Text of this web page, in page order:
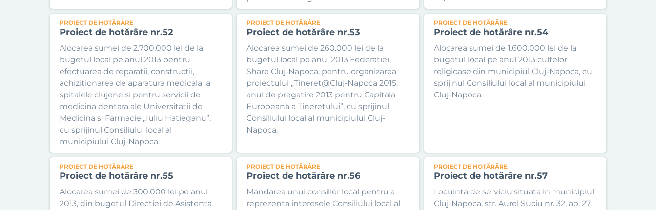
PROIECT DE HOTĂRÂRE
Proiect de hotărâre nr.52
Alocarea sumei de 2.700.000 lei de la
bugetul local pe anul 2013 pentru
efectuarea de reparatii, constructii,
achizitionarea de aparatura medicala la
spitalele clujene si pentru servicii de
medicina dentara ale Universitatii de
Medicina si Farmacie „Iuliu Hatieganu”,
cu sprijinul Consiliului local al
municipiului Cluj-Napoca.
PROIECT DE HOTĂRÂRE
Proiect de hotărâre nr.53
Alocarea sumei de 260.000 lei de la
bugetul local pe anul 2013 Federatiei
Share Cluj-Napoca, pentru organizarea
proiectului „Tineret@Cluj-Napoca 2015:
anul de pregatire 2013 pentru Capitala
Europeana a Tineretului”, cu sprijinul
Consiliului local al municipiului Cluj-
Napoca.
PROIECT DE HOTĂRÂRE
Proiect de hotărâre nr.54
Alocarea sumei de 1.600.000 lei de la
bugetul local pe anul 2013 cultelor
religioase din municipiul Cluj-Napoca, cu
sprijinul Consiliului local al municipiului
Cluj-Napoca.
PROIECT DE HOTĂRÂRE
Proiect de hotărâre nr.55
Alocarea sumei de 300.000 lei pe anul
2013, din bugetul Directiei de Asistenta
PROIECT DE HOTĂRÂRE
Proiect de hotărâre nr.56
Mandarea unui consilier local pentru a
reprezenta interesele Consiliului local al
PROIECT DE HOTĂRÂRE
Proiect de hotărâre nr.57
Locuinta de serviciu situata in municipiul
Cluj-Napoca, str. Aurel Suciu nr. 32, ap. 27.